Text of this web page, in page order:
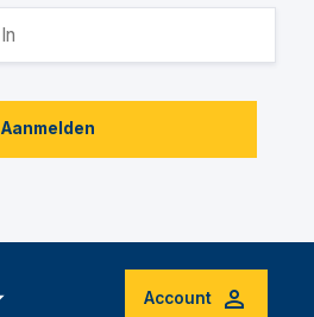
Aanmelden
Account